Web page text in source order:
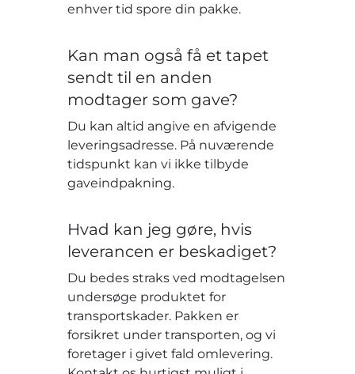
enhver tid spore din pakke.
Kan man også få et tapet
sendt til en anden
modtager som gave?
Du kan altid angive en afvigende
leveringsadresse. På nuværende
tidspunkt kan vi ikke tilbyde
gaveindpakning.
Hvad kan jeg gøre, hvis
leverancen er beskadiget?
Du bedes straks ved modtagelsen
undersøge produktet for
transportskader. Pakken er
forsikret under transporten, og vi
foretager i givet fald omlevering.